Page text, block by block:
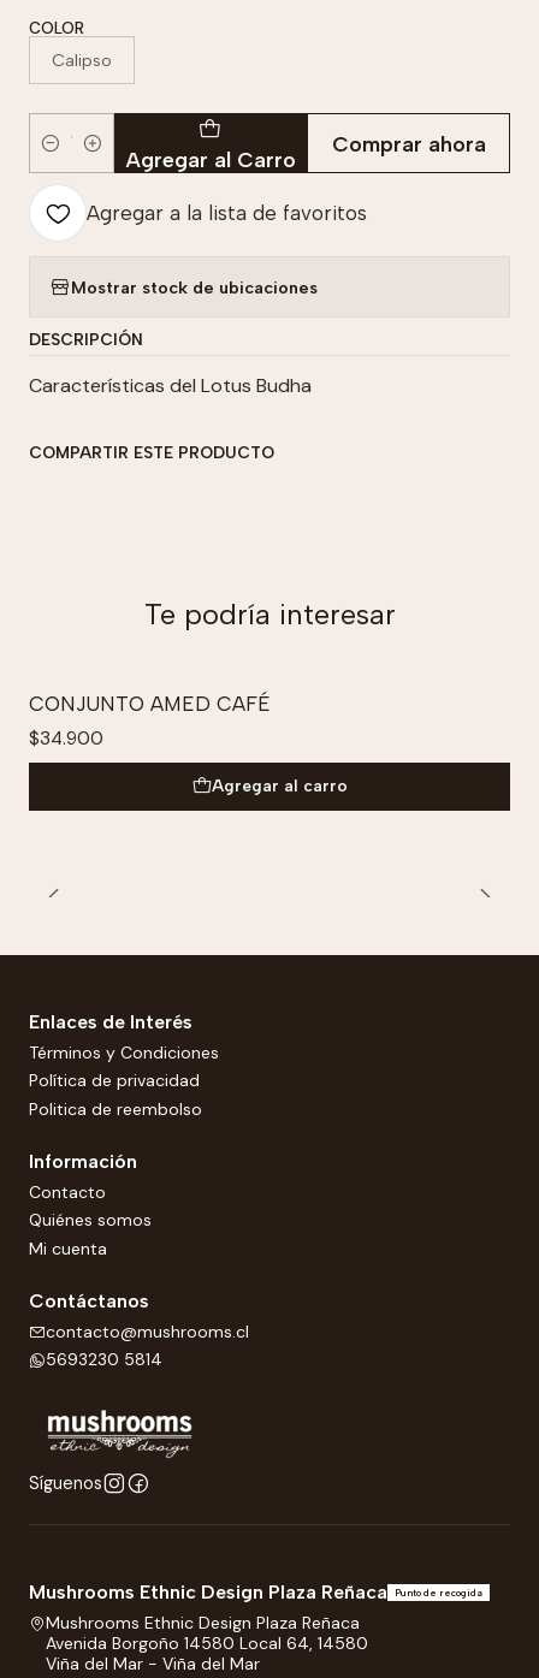
COLOR
Calipso
Cantidad Agregar al Carro
Comprar ahora
Agregar a la lista de favoritos
Mostrar stock de ubicaciones
DESCRIPCIÓN
Características del Lotus Budha
COMPARTIR ESTE PRODUCTO
Te podría interesar
CONJUNTO AMED CAFÉ
$34.900
Agregar al carro
Enlaces de Interés
Términos y Condiciones
Política de privacidad
Politica de reembolso
Información
Contacto
Quiénes somos
Mi cuenta
Contáctanos
contacto@mushrooms.cl
5693230 5814
Síguenos
Mushrooms Ethnic Design Plaza Reñaca Punto de recogida
Mushrooms Ethnic Design Plaza Reñaca
Avenida Borgoño 14580 Local 64, 14580
Viña del Mar - Viña del Mar